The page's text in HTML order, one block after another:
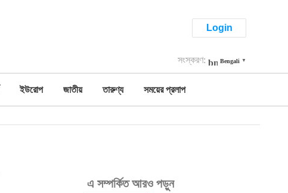
Login
সংস্করণ: Bengali ▼
ইউরোপ জাতীয় তারুণ্য সময়ের প্রলাপ
এ সম্পর্কিত আরও পড়ুন